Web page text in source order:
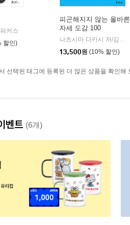
커스
할인)
피곤해지지 않는 올바른
자세 도감 100
나츠시마 다카시 저/김수정 역
13,500원 (10% 할인)
선택된 태그에 등록된 더 많은 상품을 확인해
벤트 (6개)